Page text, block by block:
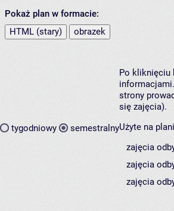
Pokaż plan w formacie:
HTML (stary)
obrazek
tygodniowy semestralny
Po kliknięciu
strony
się zajęcia).
Użyte na
zajęcia
zajęcia
zajęcia